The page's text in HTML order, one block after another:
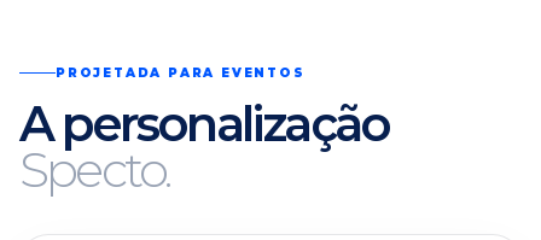
PROJETADA PARA EVENTOS
A personalização
Specto.